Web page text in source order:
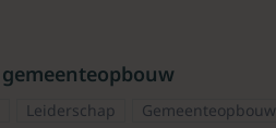
Leiderschap
Gemeenteopbouw